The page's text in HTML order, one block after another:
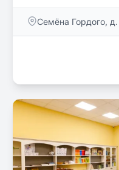
Семёна Гордого,